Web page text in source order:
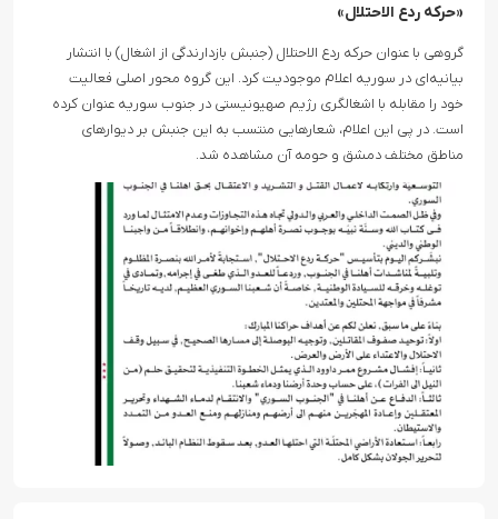
«حرکه ردع الاحتلال»
گروهی با عنوان حرکه ردع الاحتلال (جنبش بازدارندگی از اشغال) با انتشار
بیانیه‌ای در سوریه اعلام موجودیت کرد. این گروه محور اصلی فعالیت
خود را مقابله با اشغالگری رژیم صهیونیستی در جنوب سوریه عنوان کرده
است. در پی این اعلام، شعارهایی منتسب به این جنبش بر دیوارهای
مناطق مختلف دمشق و حومه آن مشاهده شد.